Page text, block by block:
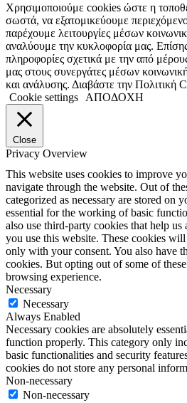
Χρησιμοποιούμε cookies ώστε η
σωστά, να εξατομικεύουμε
παρέχουμε λειτουργίες μέσων
αναλύουμε την κυκλοφορία μας.
πληροφορίες σχετικά με την από
μας στους συνεργάτες μέσων
και ανάλυσης. Διαβάστε την Πολιτική
Cookie settings
ΑΠΟΔΟΧΗ
Close
Privacy Overview
This website uses cookies to improve
navigate through the website. Out of
categorized as necessary are stored on
essential for the working of basic
also use third-party cookies that help
you use this website. These cookies
only with your consent. You also have
cookies. But opting out of some of
browsing experience.
Necessary
Necessary
Always Enabled
Necessary cookies are absolutely
function properly. This category only
basic functionalities and security
cookies do not store any personal
Non-necessary
Non-necessary